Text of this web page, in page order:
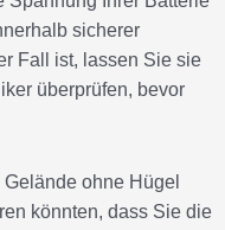
sicherer
Fall ist, lassen Sie sie
überprüfen, bevor
könnten, dass Sie die
vor allem, wenn Sie